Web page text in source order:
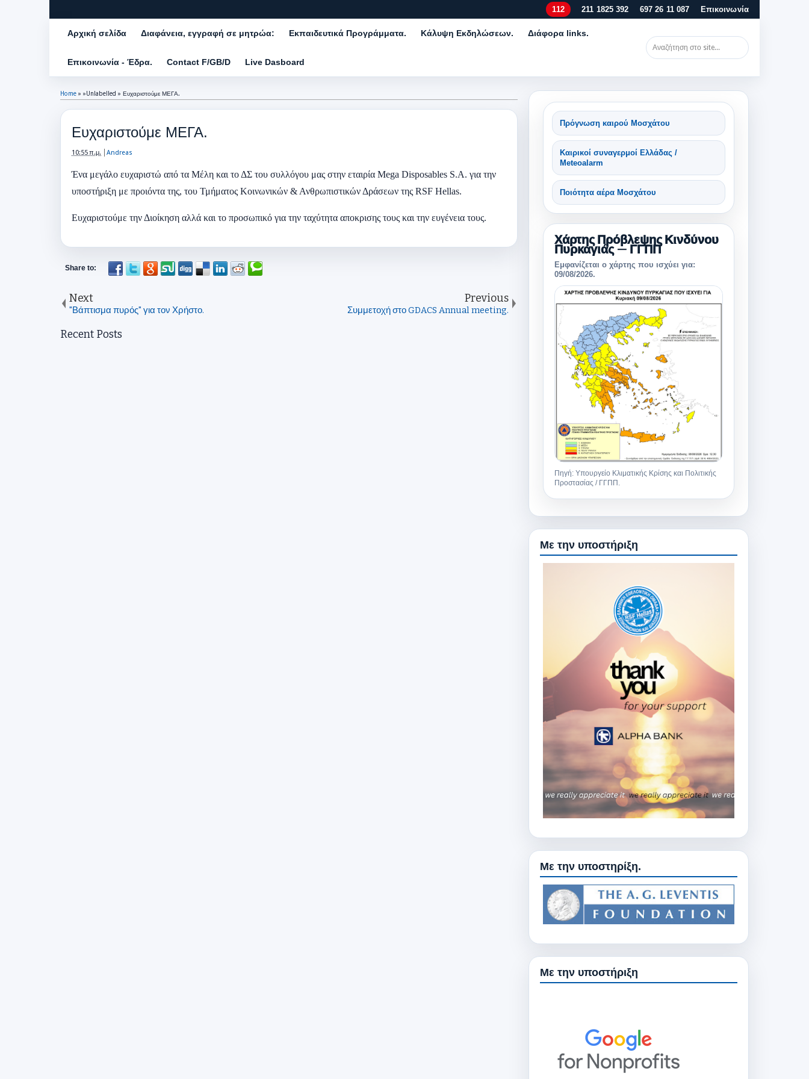
112 211 1825 392 697 26 11 087 Επικοινωνία
Αρχική σελίδα Διαφάνεια, εγγραφή σε μητρώα: Εκπαιδευτικά Προγράμματα. Κάλυψη Εκδηλώσεων. Διάφορα links.
Επικοινωνία - Έδρα. Contact F/GB/D Live Dasboard
Home » »Unlabelled » Ευχαριστούμε ΜΕΓΑ.
Ευχαριστούμε ΜΕΓΑ.
10:55 π.μ. Andreas
Ένα μεγάλο ευχαριστώ από τα Μέλη και το ΔΣ του συλλόγου μας στην εταιρία Mega Disposables S.A. για την
υποστήριξη με προιόντα της, του Τμήματος Κοινωνικών & Ανθρωπιστικών Δράσεων της RSF Hellas.
Ευχαριστούμε την Διοίκηση αλλά και το προσωπικό για την ταχύτητα αποκρισης τους και την ευγένεια τους.
Next
"Βάπτισμα πυρός" για τον Χρήστο.
Previous
Συμμετοχή στο GDACS Annual meeting.
Recent Posts
Πρόγνωση καιρού Μοσχάτου
Καιρικοί συναγερμοί Ελλάδας /
Meteoalarm
Ποιότητα αέρα Μοσχάτου
Χάρτης Πρόβλεψης Κινδύνου
Πυρκαγιάς — ΓΓΠΠ
Εμφανίζεται ο χάρτης που ισχύει για:
09/08/2026.
Πηγή: Υπουργείο Κλιματικής Κρίσης και Πολιτικής
Προστασίας / ΓΓΠΠ.
Με την υποστήριξη
Με την υποστηρίξη.
Με την υποστήριξη